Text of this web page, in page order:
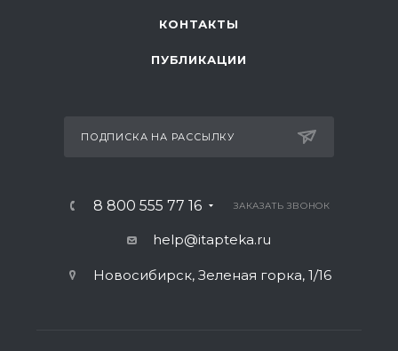
КОНТАКТЫ
ПУБЛИКАЦИИ
ПОДПИСКА НА РАССЫЛКУ
8 800 555 77 16 ЗАКАЗАТЬ ЗВОНОК
help@itapteka.ru
Новосибирск, Зеленая горка, 1/16